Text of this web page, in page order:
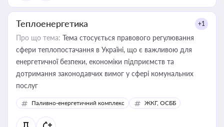
Теплоенергетика +1
Про що тема: Тема стосується правового регулювання
сфери теплопостачання в Україні, що є важливою для
енергетичної безпеки, економіки підприємств та
дотримання законодавчих вимог у сфері комунальних
послуг
Паливно-енергетичний комплекс ЖКГ, ОСББ